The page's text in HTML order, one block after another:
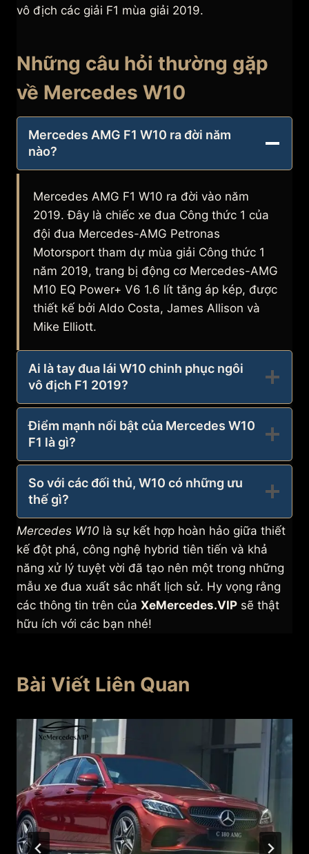
vô địch các giải F1 mùa giải 2019.
Những câu hỏi thường gặp
về Mercedes W10
Mercedes AMG F1 W10 ra đời năm
nào?
Mercedes AMG F1 W10 ra đời vào năm
2019. Đây là chiếc xe đua Công thức 1 của
đội đua Mercedes-AMG Petronas
Motorsport tham dự mùa giải Công thức 1
năm 2019, trang bị động cơ Mercedes-AMG
M10 EQ Power+ V6 1.6 lít tăng áp kép, được
thiết kế bởi Aldo Costa, James Allison và
Mike Elliott.
Ai là tay đua lái W10 chinh phục ngôi
vô địch F1 2019?
Điểm mạnh nổi bật của Mercedes W10
F1 là gì?
So với các đối thủ, W10 có những ưu
thế gì?
Mercedes W10 là sự kết hợp hoàn hảo giữa thiết
kế đột phá, công nghệ hybrid tiên tiến và khả
năng xử lý tuyệt vời đã tạo nên một trong những
mẫu xe đua xuất sắc nhất lịch sử. Hy vọng rằng
các thông tin trên của XeMercedes.VIP sẽ thật
hữu ích với các bạn nhé!
Bài Viết Liên Quan